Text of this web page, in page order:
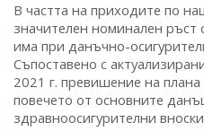
В частта на приходите по
значителен номинален
има при данъчно-
Съпоставено с
2021 г. превишение на
повечето от основните
здравноосигурителни